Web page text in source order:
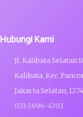
Hubungi Kami
Jl. Kalibata Selatan
Kalibata, Kec.
Jakarta Selatan,
021-2696-4703